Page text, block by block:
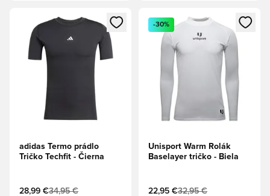
Otvorí modál na prihlásenie alebo registráciu ako člen
adidas Termo prádlo
Tričko Techfit - Čierna
28,99 €34,95 €
Otvorí modál na prihlásenie
-30%
Unisport Warm Rolák
Baselayer tričko - Biela
22,95 €32,95 €